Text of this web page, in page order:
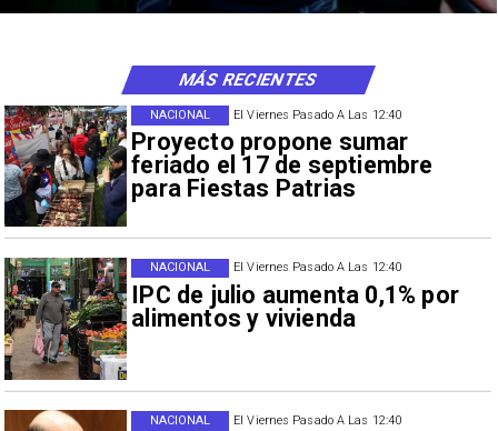
El Viernes Pasado A Las 12:40
Proyecto propone sumar
feriado el 17 de septiembre
para Fiestas Patrias
NACIONAL
El Viernes Pasado A Las 12:40
IPC de julio aumenta 0,1% por
alimentos y vivienda
NACIONAL
El Viernes Pasado A Las 12:40
NACIONAL
MÁS RECIENTES